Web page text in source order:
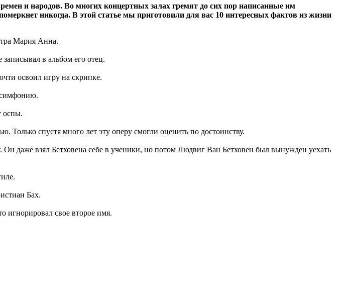
и народов. Во многих концертных залах гремят до сих пор написанные им
никогда. В этой статье мы приготовили для вас 10 интересных фактов из жизни
Мария Анна.
в альбом его отец.
освоил игру на скрипке.
симфонию.
оспы.
Только спустя много лет эту оперу смогли оценить по достоинству.
даже взял Бетховена себе в ученики, но потом Людвиг Ван Бетховен был вынужден уехать
Бах.
игнорировал свое второе имя.